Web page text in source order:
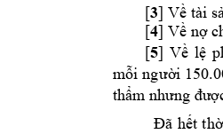
[3] Về tài
[4] Về nợ
[5] Về lệ
mỗi người
thẩm nhưng đư
Đã hết t